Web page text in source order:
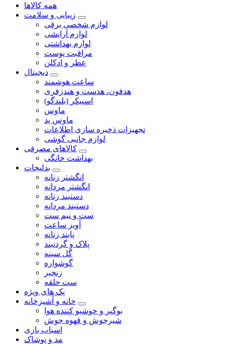
همه کالاها
زیبایی و سلامت
لوازم شخصی برقی
لوازم آرایشی
لوازم بهداشتی
مراقبت پوست
عطر و ادکلن
دیجیتال
ساعت هوشمند
هدفون، هدست و هندزفری
اسپیکر (بلندگو)
ماوس
ماوس پد
تجهیزات ذخیره سازی اطلاعات
لوازم جانبی گوشی
کالاهای مصرفی
بهداشت خانگی
بدلیجات
انگشتر زنانه
انگشتر مردانه
دستبند زنانه
دستبند مردانه
ست و نیم ست
آویز ساعت
پابند زنانه
پلاک و گردنبند
گل سینه
گوشواره
زنجیر
ست حلقه
پک های ویژه
خانه و آشپزخانه
بوگیر و خوشبو کننده هوا
شیرجوش و قهوه جوش
اسباب بازی
مد و پوشاک